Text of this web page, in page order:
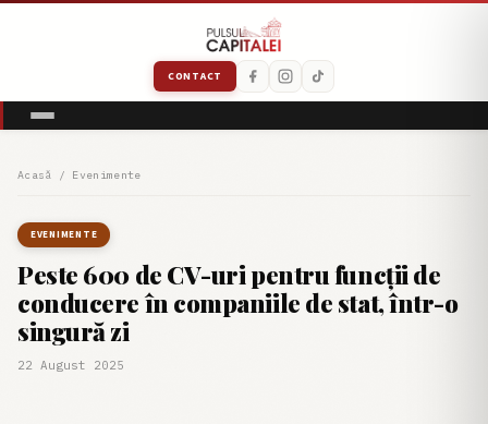
CONTACT
Acasă / Evenimente
EVENIMENTE
Peste 600 de CV-uri pentru funcții de
conducere în companiile de stat, într-o
singură zi
22 August 2025